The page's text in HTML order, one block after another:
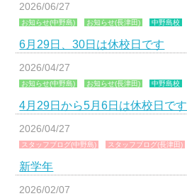
2026/06/27
お知らせ(中野島) お知らせ(長津田) 中野島校
6月29日、30日は休校日です
2026/04/27
お知らせ(中野島) お知らせ(長津田) 中野島校
4月29日から5月6日は休校日です
2026/04/27
スタッフブログ(中野島) スタッフブログ(長津田)
新学年
2026/02/07